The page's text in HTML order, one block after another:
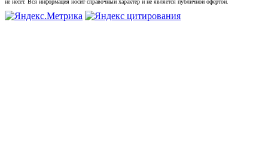
не несет. Вся информация носит справочный характер и не является публичной офертой.